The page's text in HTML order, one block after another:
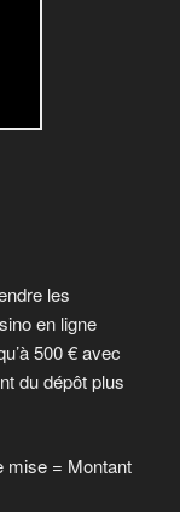
les
en ligne
500 € avec
du dépôt plus
mise = Montant